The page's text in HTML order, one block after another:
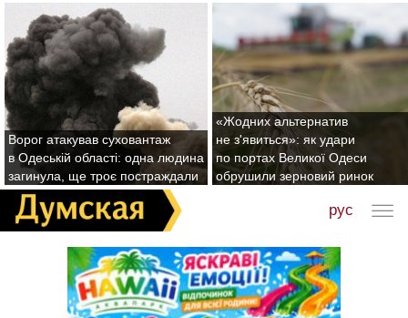
Ворог атакував суховантаж
в Одеській області: одна людина
загинула, ще троє постраждали
«Жодних альтернатив
не з'явиться»: як удари
по портах Великої Одеси
обрушили зерновий ринок
рус